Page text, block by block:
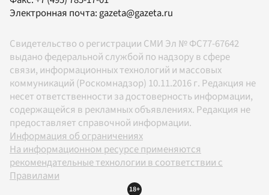
Электронная почта:gazeta@gazeta.ru
Свидетельство о регистрации СМИ Эл № ФС77-67642
выдано федеральной службой по надзору в сфере
связи, информационных технологий и массовых
коммуникаций (Роскомнадзор) 10.11.2016 г. Редакция не
несет ответственности за достоверность информации,
содержащейся в рекламных объявлениях. Редакция не
предоставляет справочной информации.
Информация об ограничениях
На информационном ресурсе применяются
рекомендательные технологии в соответствии с
Правилами
18+